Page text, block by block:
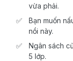
vừa phải.
Bạn muốn
nồi này.
Ngân sách
5 lớp.